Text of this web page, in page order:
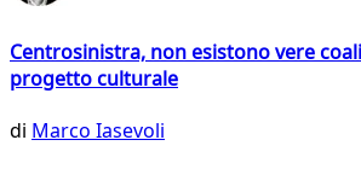
Centrosinistra, non esistono vere
progetto culturale
di Marco Iasevoli